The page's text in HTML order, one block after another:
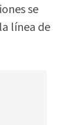
se
línea de